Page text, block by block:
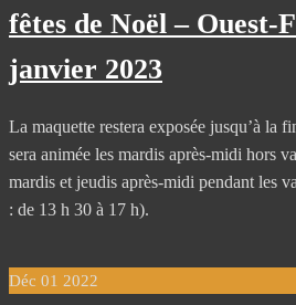
fêtes de Noël – Ouest-
janvier 2023
La maquette restera exposée jusqu’à la
sera animée les mardis après-midi hors
mardis et jeudis après-midi pendant les
: de 13 h 30 à 17 h).
Déc 01 2022